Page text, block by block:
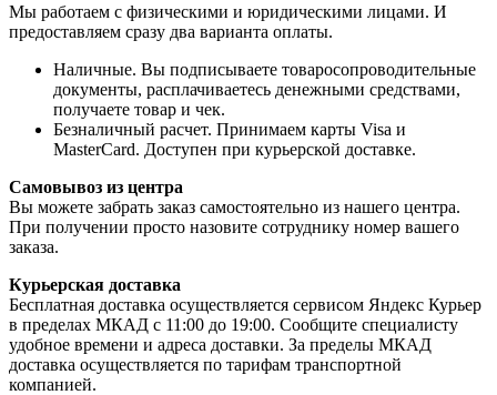
Мы работаем с физическими и юридическими лицами. И
предоставляем сразу два варианта оплаты.
Наличные. Вы подписываете товаросопроводительные
документы, расплачиваетесь денежными средствами,
получаете товар и чек.
Безналичный расчет. Принимаем карты Visa и
MasterCard. Доступен при курьерской доставке.
Самовывоз из центра
Вы можете забрать заказ самостоятельно из нашего центра.
При получении просто назовите сотруднику номер вашего
заказа.
Курьерская доставка
Бесплатная доставка осуществляется сервисом Яндекс Курьер
в пределах МКАД с 11:00 до 19:00. Сообщите специалисту
удобное времени и адреса доставки. За пределы МКАД
доставка осуществляется по тарифам транспортной
компанией.